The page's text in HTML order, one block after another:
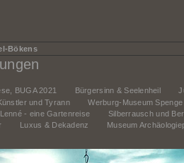
Bökens
BUGA 2021 Bürgersinn & Seelenheil
und Tyrann
Werburg-Museum Spenge
- eine Gartenreise
Silberrausch und
Luxus & Dekadenz Museum